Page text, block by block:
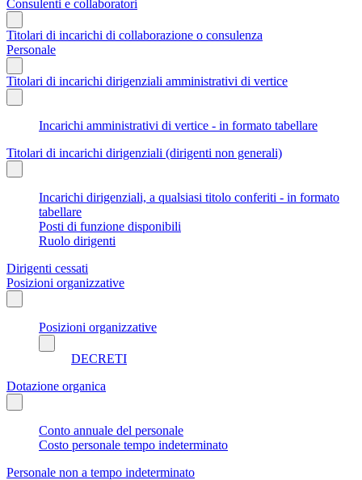
Consulenti e collaboratori
Titolari di incarichi di collaborazione o consulenza
Personale
Titolari di incarichi dirigenziali amministrativi di vertice
Incarichi amministrativi di vertice - in formato tabellare
Titolari di incarichi dirigenziali (dirigenti non generali)
Incarichi dirigenziali, a qualsiasi titolo conferiti - in formato
tabellare
Posti di funzione disponibili
Ruolo dirigenti
Dirigenti cessati
Posizioni organizzative
Posizioni organizzative
DECRETI
Dotazione organica
Conto annuale del personale
Costo personale tempo indeterminato
Personale non a tempo indeterminato